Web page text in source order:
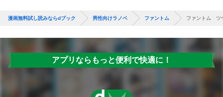
漫画無料試し読みならdブック 男性向けラノベ ファントム ファントム ツ
アプリならもっと便利で快適に！